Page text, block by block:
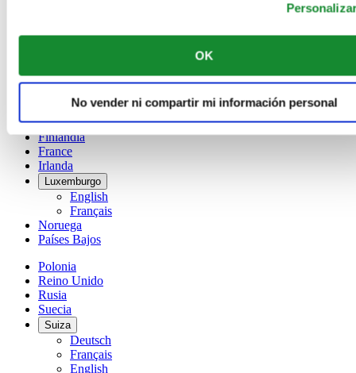
OK
No vender ni compartir mi información personal
Français
简体中文
Dinamarca
España
Finlandia
France
Irlanda
Luxemburgo
English
Français
Noruega
Países Bajos
Polonia
Reino Unido
Rusia
Suecia
Suiza
Deutsch
Français
English